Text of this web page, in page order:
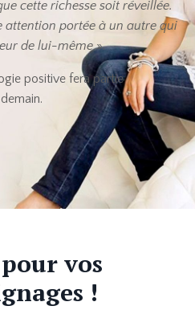
cette richesse soit réveillée.
attention portée à un autre qui
de lui-même».
positive fera partie
vos
!